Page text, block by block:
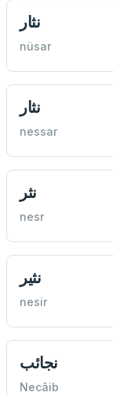
نثار
nüsar
نثار
nessar
نثر
nesr
نثیر
nesir
نجائب
Necâib